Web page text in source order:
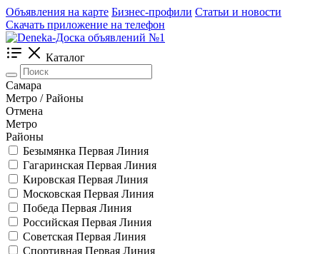
Объявления на карте Бизнес-профили Статьи и новости
Скачать приложение на телефон
Каталог
Самара
Метро / Районы
Отмена
Метро
Районы
Безымянка Первая Линия
Гагаринская Первая Линия
Кировская Первая Линия
Московская Первая Линия
Победа Первая Линия
Российская Первая Линия
Советская Первая Линия
Спортивная Первая Линия